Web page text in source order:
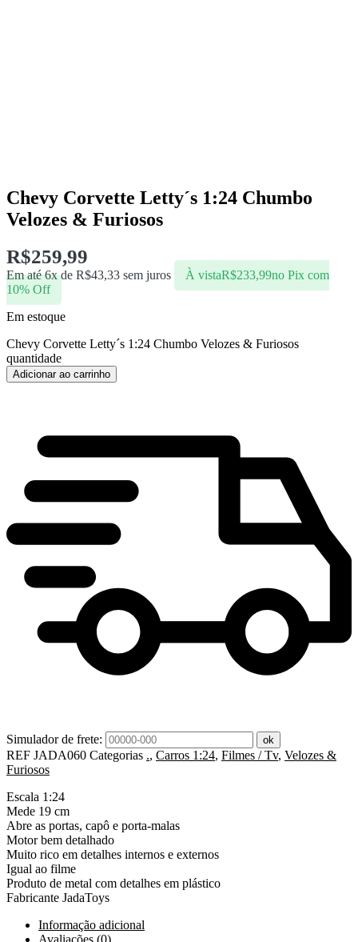
Chevy Corvette Letty´s 1:24 Chumbo
Velozes & Furiosos
R$259,99
Em até 6x de R$43,33 sem juros À vistaR$233,99no Pix com
10% Off
Em estoque
Chevy Corvette Letty´s 1:24 Chumbo Velozes & Furiosos
quantidade
Adicionar ao carrinho
Simulador de frete: ok
REF JADA060 Categorias ., Carros 1:24, Filmes / Tv, Velozes &
Furiosos
Escala 1:24
Mede 19 cm
Abre as portas, capô e porta-malas
Motor bem detalhado
Muito rico em detalhes internos e externos
Igual ao filme
Produto de metal com detalhes em plástico
Fabricante JadaToys
Informação adicional